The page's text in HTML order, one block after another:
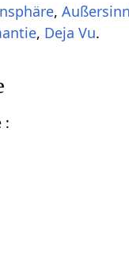
,
, Deja Vu.
: